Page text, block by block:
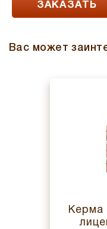
ЗАКАЗАТЬ
Вас может
Керма